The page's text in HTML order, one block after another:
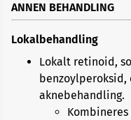
ANNEN BEHANDLING
Lokalbehandling
Lokalt retinoid,
aknebehandling.